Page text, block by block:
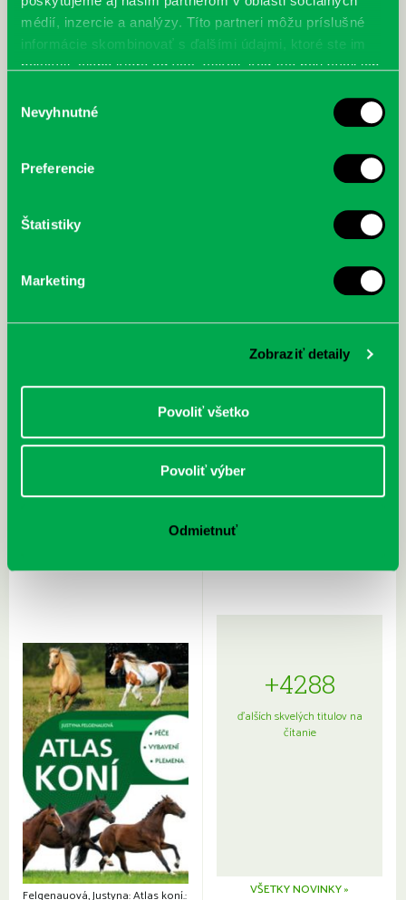
médií, inzercie a analýzy. Títo partneri môžu príslušné
informácie skombinovať s ďalšími údajmi, ktoré ste im
poskytli, alebo ktoré od vás získali, keď ste používali ich
súhlasu
Nevyhnutné
Preferencie
Štatistiky
Marketing
Zobraziť detaily
Povoliť všetko
Povoliť výber
Odmietnuť
McGrath, Andy: Tadej Pogačar:
nezastaviteľný
Sprievodca po hviezdnej oblohe
kompletný sprievodca
japonskou kuchyňou a etiketou
+4288
ďalších skvelých titulov na
čítanie
VŠETKY NOVINKY »